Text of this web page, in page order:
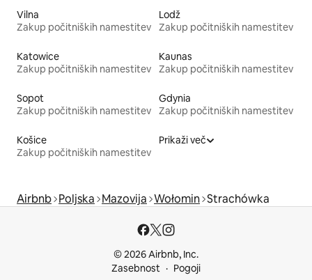
Vilna
Zakup počitniških namestitev
Lodž
Zakup počitniških namestitev
Katowice
Zakup počitniških namestitev
Kaunas
Zakup počitniških namestitev
Sopot
Zakup počitniških namestitev
Gdynia
Zakup počitniških namestitev
Košice
Zakup počitniških namestitev
Prikaži več
Airbnb Poljska Mazovija Wołomin Strachówka
© 2026 Airbnb, Inc.
Zasebnost
Pogoji